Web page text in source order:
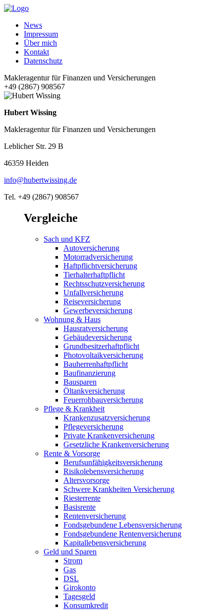
News
Impressum
Über mich
Kontakt
Datenschutz
Makleragentur für Finanzen und Versicherungen
+49 (2867) 908567
Hubert Wissing
Makleragentur für Finanzen und Versicherungen
Leblicher Str. 29 B
46359 Heiden
info@hubertwissing.de
Tel. +49 (2867) 908567
Vergleiche
Sach und KFZ
Autoversicherung
Motorradversicherung
Haftpflichtversicherung
Tierhalterhaftpflicht
Rechtsschutzversicherung
Unfallversicherung
Reiseversicherung
Gewerbeversicherung
Wohnung & Haus
Hausratversicherung
Gebäudeversicherung
Grundbesitzerhaftpflicht
Photovoltaikversicherung
Bauherrenhaftpflicht
Baufinanzierung
Bausparen
Öltankversicherung
Feuerrohbauversicherung
Pflege & Krankheit
Krankenzusatzversicherung
Pflegeversicherung
Private Krankenversicherung
Gesetzliche Krankenversicherung
Rente & Vorsorge
Berufs­unfähigkeitsversicherung
Risikolebensversicherung
Altersvorsorge
Schwere Krankheiten Versicherung
Riesterrente
Basisrente
Rentenversicherung
Fondsgebundene Lebensversicherung
Fondsgebundene Rentenversicherung
Kapitallebensversicherung
Geld und Sparen
Strom
Gas
DSL
Girokonto
Tagesgeld
Konsumkredit